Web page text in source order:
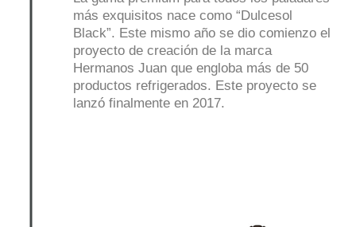
más exquisitos nace como “Dulcesol
Black”. Este mismo año se dio comienzo el
proyecto de creación de la marca
Hermanos Juan que engloba más de 50
productos refrigerados. Este proyecto se
lanzó finalmente en 2017.